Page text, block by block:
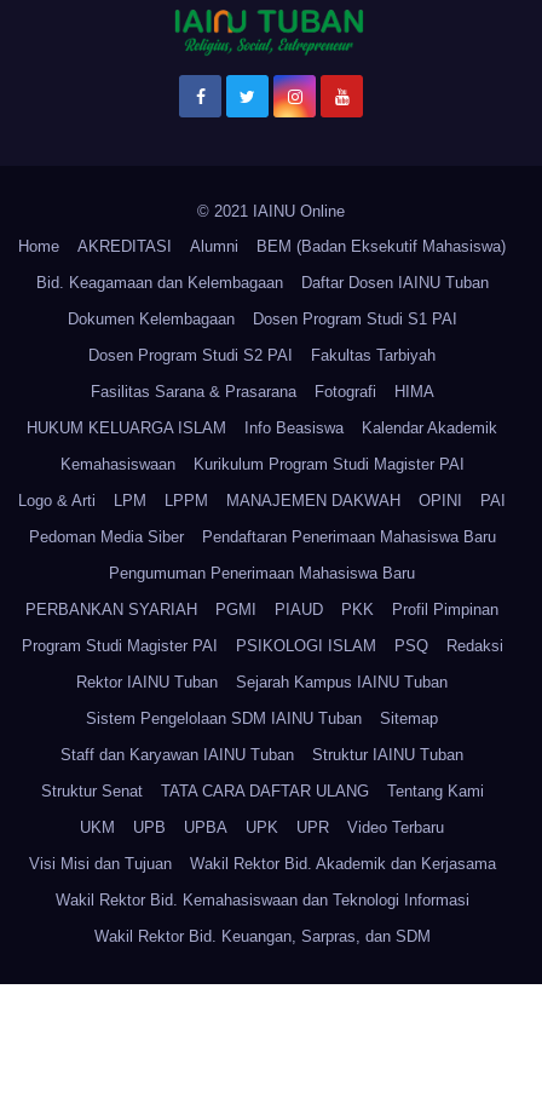
© 2021 IAINU Online
Home
AKREDITASI Alumni
BEM (Badan Eksekutif Mahasiswa)
Bid. Keagamaan dan Kelembagaan
Daftar Dosen IAINU Tuban
Dokumen Kelembagaan
Dosen Program Studi S1 PAI
Dosen Program Studi S2 PAI
Fakultas Tarbiyah
Fasilitas Sarana & Prasarana
Fotografi
HIMA
HUKUM KELUARGA ISLAM
Info Beasiswa
Kalendar Akademik
Kemahasiswaan
Kurikulum Program Studi Magister PAI
Logo & Arti
LPM LPPM MANAJEMEN DAKWAH OPINI
PAI
Pedoman Media Siber
Pendaftaran Penerimaan Mahasiswa Baru
Pengumuman Penerimaan Mahasiswa Baru
PERBANKAN SYARIAH
PGMI PIAUD PKK
Profil Pimpinan
Program Studi Magister PAI
PSIKOLOGI ISLAM PSQ
Redaksi
Rektor IAINU Tuban
Sejarah Kampus IAINU Tuban
Sistem Pengelolaan SDM IAINU Tuban
Sitemap
Staff dan Karyawan IAINU Tuban
Struktur IAINU Tuban
Struktur Senat
TATA CARA DAFTAR ULANG
Tentang Kami
UKM
UPB UPBA UPK UPR
Video Terbaru
Visi Misi dan Tujuan
Wakil Rektor Bid. Akademik dan Kerjasama
Wakil Rektor Bid. Kemahasiswaan dan Teknologi Informasi
Wakil Rektor Bid. Keuangan, Sarpras, dan SDM